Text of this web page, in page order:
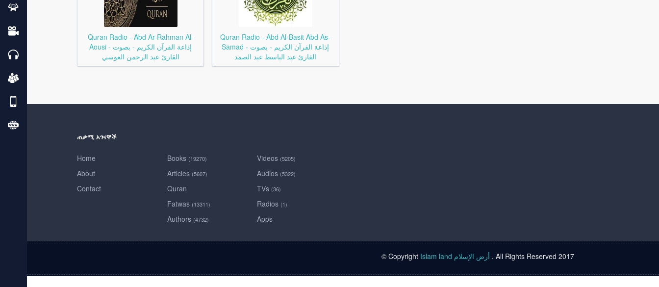
Quran Radio - Abd Ar-Rahman Al-
Aousi - إذاعة القرآن الكريم - بصوت
القارئ عبد الرحمن العوسي
Quran Radio - Abd Al-Basit Abd As-
Samad - إذاعة القرآن الكريم - بصوت
القارئ عبد الباسط عبد الصمد
ጠቃሚ አገናኞች
Home
About
Contact
Books (19270)
Articles (5607)
Quran
Fatwas (13311)
Authors (4732)
Videos (5205)
Audios (5322)
TVs (36)
Radios (1)
Apps
© Copyright Islam land أرض الإسلام . All Rights Reserved 2017